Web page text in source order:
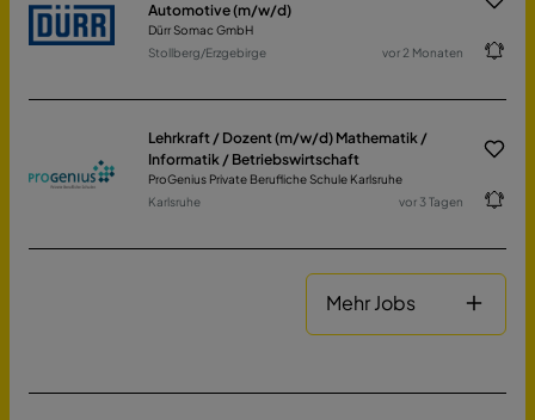
Automotive (m/w/d)
Dürr Somac GmbH
Stollberg/Erzgebirge
vor 2 Monaten
Lehrkraft / Dozent (m/w/d) Mathematik /
Informatik / Betriebswirtschaft
ProGenius Private Berufliche Schule Karlsruhe
Karlsruhe
vor 3 Tagen
Mehr Jobs